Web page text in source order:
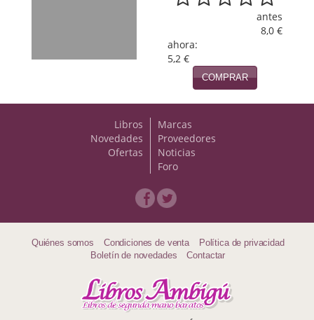
Revistas
Segunda Guerra Mundial
Tema Local
antes
8,0 €
ahora:
5,2 €
COMPRAR
Libros
Novedades
Ofertas
Marcas
Proveedores
Noticias
Foro
Quiénes somos Condiciones de venta
Política de privacidad
Boletín de novedades
Contactar